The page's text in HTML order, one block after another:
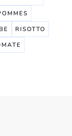
RISOTTO